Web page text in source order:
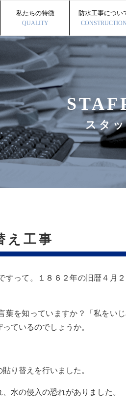
私たちの特徴
QUALITY
防水工事につい
CONSTRUCTION
スタ
工事
すって。１８６２年の旧暦４月
葉を知っていますか？「私をい
ているのでしょうか。
り替えを行いました。
水の侵入の恐れがありました。